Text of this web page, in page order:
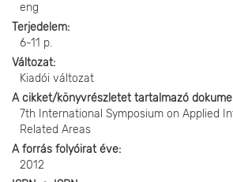
eng
Terjedelem
6-11 p.
Változat
Kiadói változat
A cikket/könyvrészletet tartalmazó
7th International Symposium on Applied
Related Areas
A forrás folyóirat éve
2012